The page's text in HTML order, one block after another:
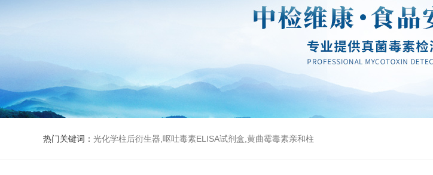
热门关键词： 光化学柱后衍生器,呕吐毒素ELISA试剂盒,黄曲霉毒素亲和柱